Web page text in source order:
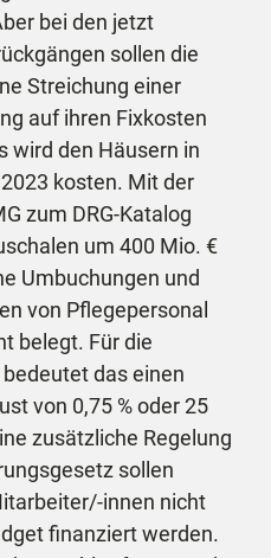
bei den jetzt
sollen die
Streichung einer
auf ihren Fixkosten
wird den Häusern in
kosten. Mit der
zum DRG-Katalog
um 400 Mio. €
Umbuchungen und
von Pflegepersonal
belegt. Für die
das einen
von 0,75 % oder 25
zusätzliche Regelung
sollen
innen nicht
finanziert werden.